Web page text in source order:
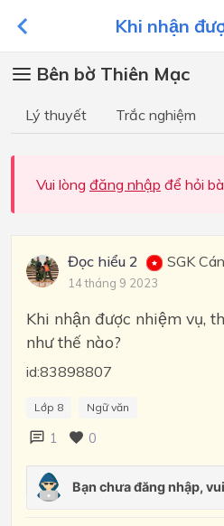
Khi nhận
Bên bờ Thiên Mạc
Lý thuyết Trắc nghiệm
Vui lòng đăng nhập để hỏi
Đọc hiểu 2 SGK
14 tháng 9 2023
Khi nhận được nhiệm vụ,
như thế nào?
id:83898807
Lớp 8 Ngữ văn
1 0